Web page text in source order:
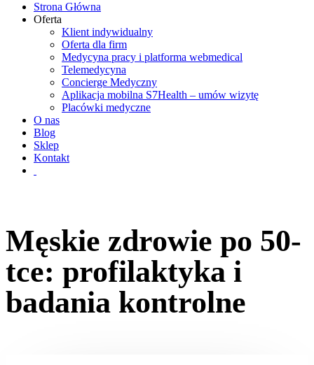
Strona Główna
Oferta
Klient indywidualny
Oferta dla firm
Medycyna pracy i platforma webmedical
Telemedycyna
Concierge Medyczny
Aplikacja mobilna S7Health – umów wizytę
Placówki medyczne
O nas
Blog
Sklep
Kontakt
Męskie zdrowie po 50-
tce: profilaktyka i
badania kontrolne